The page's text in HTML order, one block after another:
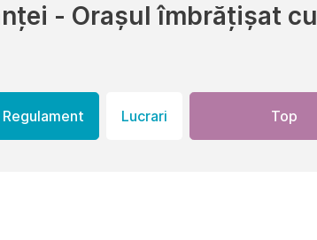
- Orașul îmbrățișat cu
Regulament Lucrari Top